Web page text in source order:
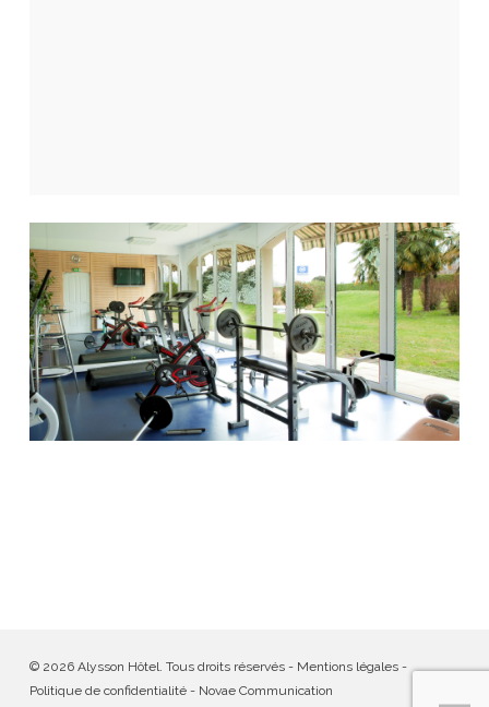
© 2026 Alysson Hôtel. Tous droits réservés - Mentions légales-
Politique de confidentialité- Novae Communication